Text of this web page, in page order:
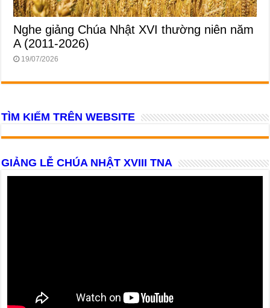
Nghe giảng Chúa Nhật XVI thường niên năm
A (2011-2026)
19/07/2026
TÌM KIẾM TRÊN WEBSITE
GIẢNG LỄ CHÚA NHẬT XVIII TNA